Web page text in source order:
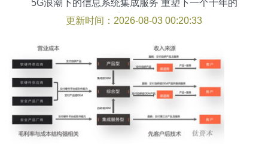
5G浪潮下的信息系统集成服务 重塑下一个十年的
数字生活图景
更新时间：2026-08-03 00:20:33